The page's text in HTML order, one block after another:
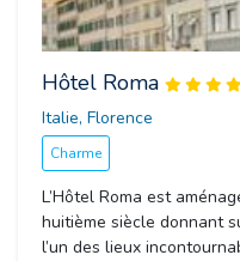
Hôtel Roma
Italie, Florence
Charme
L’Hôtel Roma est
huitième siècle donnant
l’un des lieux